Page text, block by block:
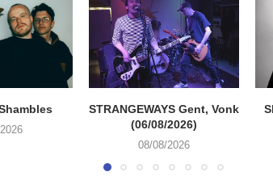
STRANGEWAYS Gent, Vonk
(06/08/2026)
08/08/2026